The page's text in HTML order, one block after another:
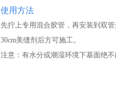
使用方法
先拧上专用混合胶管，再安装到双
30cm美缝剂后方可施工。
注意：有水分或潮湿环境下基面绝